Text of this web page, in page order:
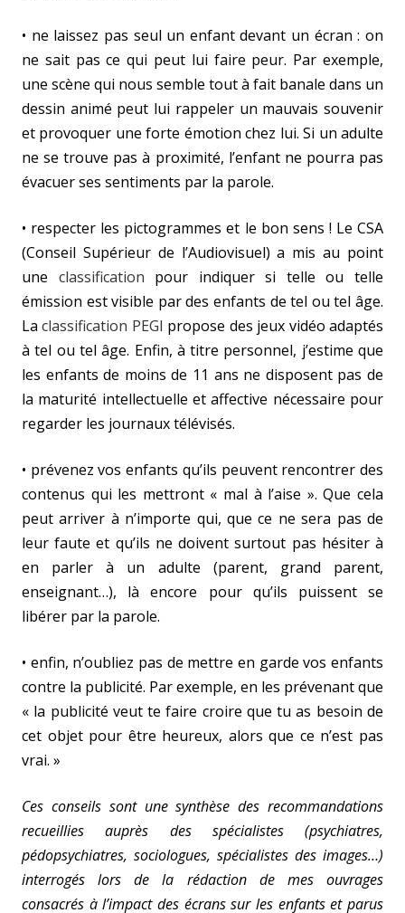
• ne laissez pas seul un enfant devant un écran : on
ne sait pas ce qui peut lui faire peur. Par exemple,
une scène qui nous semble tout à fait banale dans un
dessin animé peut lui rappeler un mauvais souvenir
et provoquer une forte émotion chez lui. Si un adulte
ne se trouve pas à proximité, l’enfant ne pourra pas
évacuer ses sentiments par la parole.
• respecter les pictogrammes et le bon sens ! Le CSA
(Conseil Supérieur de l’Audiovisuel) a mis au point
une classification pour indiquer si telle ou telle
émission est visible par des enfants de tel ou tel âge.
Laclassification PEGI propose des jeux vidéo adaptés
à tel ou tel âge. Enfin, à titre personnel, j’estime que
les enfants de moins de 11 ans ne disposent pas de
la maturité intellectuelle et affective nécessaire pour
regarder les journaux télévisés.
• prévenez vos enfants qu’ils peuvent rencontrer des
contenus qui les mettront « mal à l’aise ». Que cela
peut arriver à n’importe qui, que ce ne sera pas de
leur faute et qu’ils ne doivent surtout pas hésiter à
en parler à un adulte (parent, grand parent,
enseignant…), là encore pour qu’ils puissent se
libérer par la parole.
• enfin, n’oubliez pas de mettre en garde vos enfants
contre la publicité. Par exemple, en les prévenant que
« la publicité veut te faire croire que tu as besoin de
cet objet pour être heureux, alors que ce n’est pas
vrai. »
Ces conseils sont une synthèse des recommandations
recueillies auprès des spécialistes (psychiatres,
pédopsychiatres, sociologues, spécialistes des images…)
interrogés lors de la rédaction de mes ouvrages
consacrés à l’impact des écrans sur les enfants et parus